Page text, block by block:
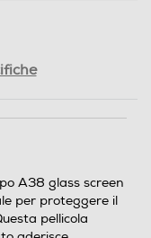
A38 glass screen
per proteggere il
pellicola